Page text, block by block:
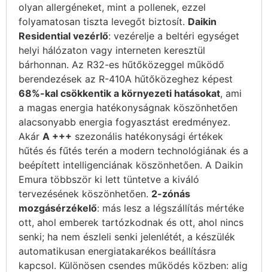
olyan allergéneket, mint a pollenek, ezzel
folyamatosan tiszta levegőt biztosít. Daikin
Residential vezérlő: vezérelje a beltéri egységet
helyi hálózaton vagy interneten keresztül
bárhonnan. Az R32-es hűtőközeggel működő
berendezések az R-410A hűtőközeghez képest
68%-kal csökkentik a környezeti hatásokat, ami
a magas energia hatékonyságnak köszönhetően
alacsonyabb energia fogyasztást eredményez.
Akár A +++ szezonális hatékonysági értékek
hűtés és fűtés terén a modern technológiának és a
beépített intelligenciának köszönhetően. A Daikin
Emura többször ki lett tüntetve a kiváló
tervezésének köszönhetően. 2-zónás
mozgásérzékelő: más lesz a légszállítás mértéke
ott, ahol emberek tartózkodnak és ott, ahol nincs
senki; ha nem észleli senki jelenlétét, a készülék
automatikusan energiatakarékos beállításra
kapcsol. Különösen csendes működés közben: alig